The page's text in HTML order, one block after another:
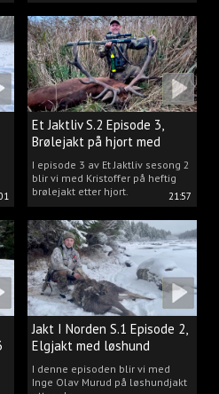
21:57
Et Jaktliv S.2 Episode 3,
Brølejakt på hjort med
Kristoffer Clausen
I episode 3 av Et Jaktliv sesong 2
blir vi med Kristoffer på heftig
brølejakt etter hjort.
Jakt I Norden S.1 Episode 2,
Elgjakt med løshund
I denne episoden blir vi med
Inge Olav Murud på løshundjakt